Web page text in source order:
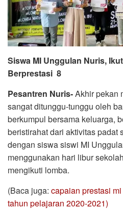
Siswa MI Unggulan Nuris,
Berprestasi 8
Pesantren Nuris-Akhir pekan
sangat ditunggu-tunggu oleh
berkumpul bersama keluarga,
beristirahat dari aktivitas padat
dengan siswa siswi MI
menggunakan hari libur
mengikuti lomba.
(Baca juga: capaian prestasi
tahun pelajaran 2020-2021)